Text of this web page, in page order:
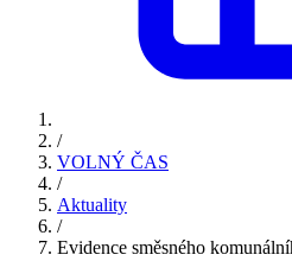
/
VOLNÝ ČAS
/
Aktuality
/
Evidence směsného